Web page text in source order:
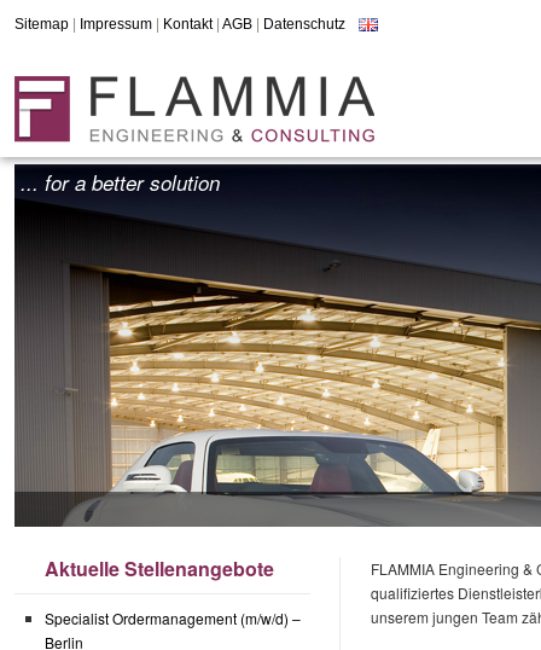
Sitemap Impressum Kontakt| AGB Datenschutz
... for a better solution
Aktuelle Stellenangebote
Specialist Ordermanagement (m/w/d) –
Berlin
FLAMMIA Engineering &
qualifiziertes
unserem jungen Team